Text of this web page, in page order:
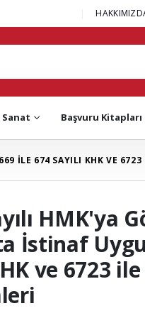
Sanat Başvuru Kitapları
İLE 674 SAYILI KHK VE
HMK'ya
İstinaf
ve 6723